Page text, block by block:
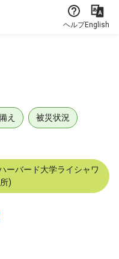
ヘルプEnglish
え 被災状況
ーバード大学ライシャワ
)